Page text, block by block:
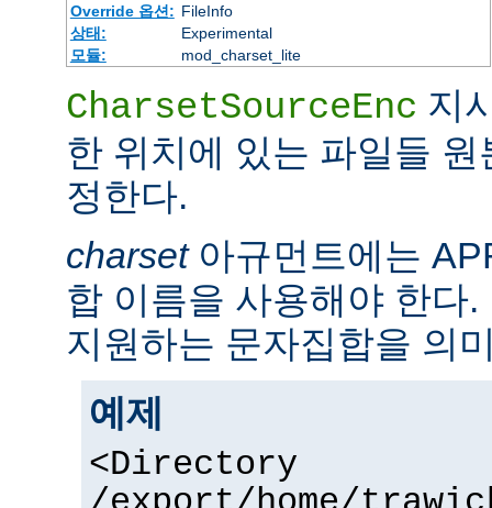
Override 옵션: FileInfo
상태:
Experimental
모듈:
mod_charset_lite
CharsetSourceEnc 지
한 위치에 있는 파일들
정한다.
charset아규먼트에는
합 이름을 사용해야 한다
지원하는 문자집합을 의
예제
<Directory